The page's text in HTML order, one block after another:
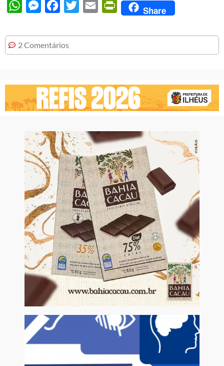
WhatsAppMessengerFacebook
Twitter Email PrintFriendly
Share
2 Comentários